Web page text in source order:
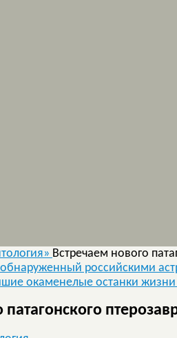
Встречаем нового
российскими
окаменелые останки
патагонского